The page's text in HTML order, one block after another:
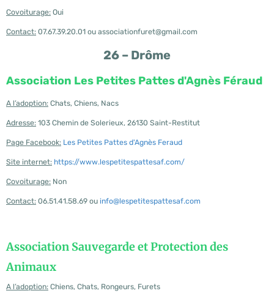
Covoiturage: Oui
Contact: 07.67.39.20.01 ou associationfuret@gmail.com
26 – Drôme
Association Les Petites Pattes d'Agnès Féraud
A l’adoption: Chats, Chiens, Nacs
Adresse: 103 Chemin de Solerieux, 26130 Saint-Restitut
Page Facebook: Les Petites Pattes d'Agnès Feraud
Site internet: https://www.lespetitespattesaf.com/
Covoiturage: Non
Contact: 06.51.41.58.69 ou info@lespetitespattesaf.com
Association Sauvegarde et Protection des
Animaux
A l’adoption: Chiens, Chats, Rongeurs, Furets